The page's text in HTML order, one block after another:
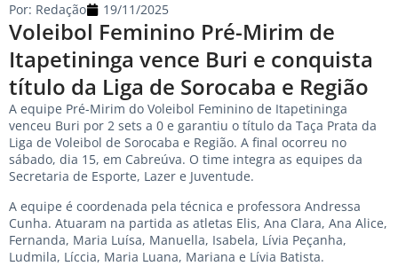
Voleibol Feminino Pré-Mirim de
Itapetininga vence Buri e conquista
título da Liga de Sorocaba e Região
Por: Redação 19/11/2025
A equipe Pré-Mirim do Voleibol Feminino de Itapetininga
venceu Buri por 2 sets a 0 e garantiu o título da Taça Prata da
Liga de Voleibol de Sorocaba e Região. A final ocorreu no
sábado, dia 15, em Cabreúva. O time integra as equipes da
Secretaria de Esporte, Lazer e Juventude.
A equipe é coordenada pela técnica e professora Andressa
Cunha. Atuaram na partida as atletas Elis, Ana Clara, Ana Alice,
Fernanda, Maria Luísa, Manuella, Isabela, Lívia Peçanha,
Ludmila, Líccia, Maria Luana, Mariana e Lívia Batista.